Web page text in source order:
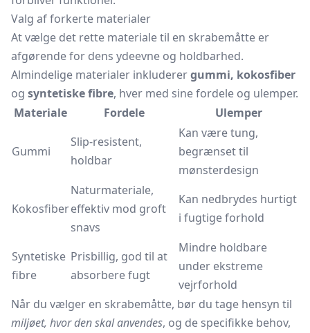
Valg af forkerte materialer
At vælge det rette materiale til en skrabemåtte er
afgørende for dens ydeevne og holdbarhed.
Almindelige materialer inkluderergummi, kokosfiber
og syntetiske fibre, hver med sine fordele og ulemper.
Materiale
Fordele Ulemper
Gummi
Slip-resistent,
holdbar
Kan være tung,
begrænset til
mønsterdesign
Kokosfiber
Naturmateriale,
effektiv mod groft
snavs
Kan nedbrydes hurtigt
i fugtige forhold
Syntetiske
fibre
Prisbillig, god til at
absorbere fugt
Mindre holdbare
under ekstreme
vejrforhold
Når du vælger en skrabemåtte, bør du tage hensyn til
miljøet, hvor den skal anvendes, og de specifikke behov,